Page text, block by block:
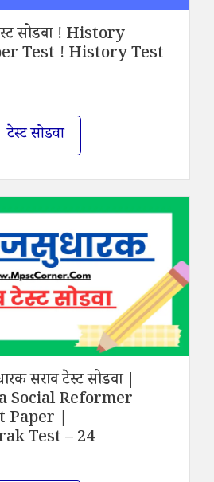
सोडवा ! History
Test ! History Test
टेस्ट सोडवा
सराव टेस्ट सोडवा |
Social Reformer
Paper |
Test – 24